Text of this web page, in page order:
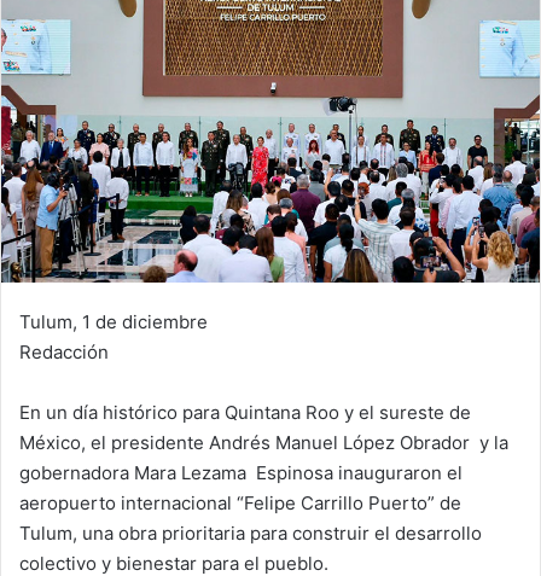
Tulum, 1 de diciembre
Redacción
En un día histórico para Quintana Roo y el sureste de
México, el presidente Andrés Manuel López Obrador y la
gobernadora Mara Lezama Espinosa inauguraron el
aeropuerto internacional “Felipe Carrillo Puerto” de
Tulum, una obra prioritaria para construir el desarrollo
colectivo y bienestar para el pueblo.